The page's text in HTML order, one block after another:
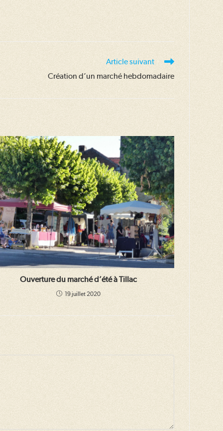
Article suivant
Création d’un marché hebdomadaire
Ouverture du marché d’été à Tillac
19 juillet 2020